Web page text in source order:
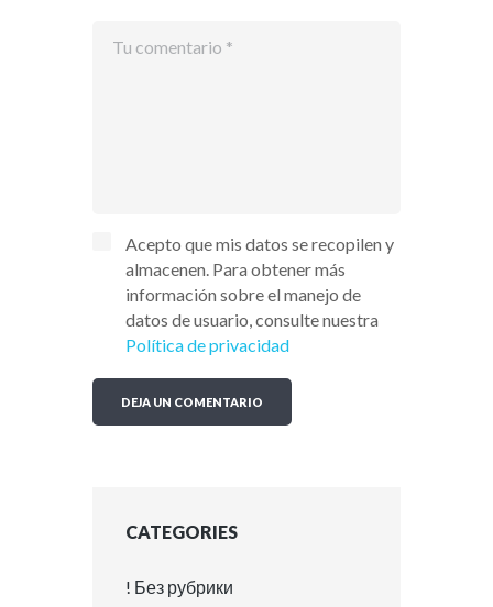
Acepto que mis datos se recopilen y
almacenen. Para obtener más
información sobre el manejo de
datos de usuario, consulte nuestra
Política de privacidad
CATEGORIES
! Без рубрики